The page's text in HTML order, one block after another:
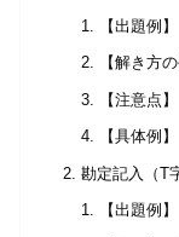
【出題例】
【解き方
【注意点】
【具体例】
勘定記入（T
【出題例】